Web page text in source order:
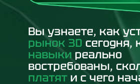
Вы узнаете, как
рынок 3D сегодня,
навыки реально
востребованы,
платят и с чего